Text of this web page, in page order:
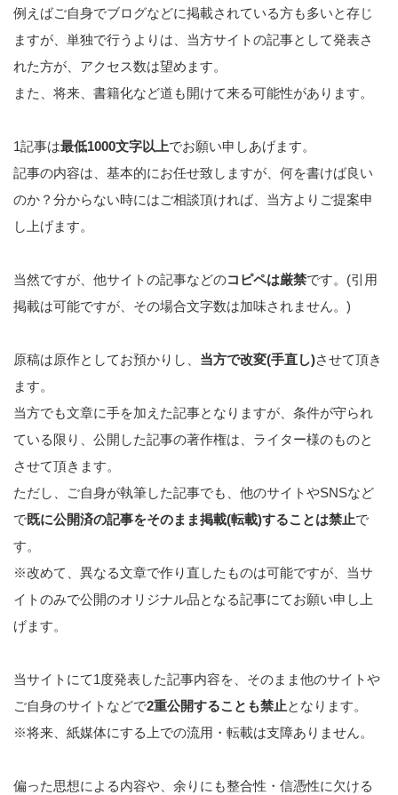
例えばご自身でブログなどに掲載されている方も多いと存じ
ますが、単独で行うよりは、当方サイトの記事として発表さ
れた方が、アクセス数は望めます。
また、将来、書籍化など道も開けて来る可能性があります。
1記事は最低1000文字以上でお願い申しあげます。
記事の内容は、基本的にお任せ致しますが、何を書けば良い
のか？分からない時にはご相談頂ければ、当方よりご提案申
し上げます。
当然ですが、他サイトの記事などのコピペは厳禁です。(引用
掲載は可能ですが、その場合文字数は加味されません。)
原稿は原作としてお預かりし、 当方で改変(手直し)させて頂き
ます。
当方でも文章に手を加えた記事となりますが、条件が守られ
ている限り、公開した記事の著作権は、ライター様のものと
させて頂きます。
ただし、ご自身が執筆した記事でも、他のサイトやSNSなど
で既に公開済の記事をそのまま掲載(転載)することは禁止で
す。
※改めて、異なる文章で作り直したものは可能ですが、当サ
イトのみで公開のオリジナル品となる記事にてお願い申し上
げます。
当サイトにて1度発表した記事内容を、そのまま他のサイトや
ご自身のサイトなどで2重公開することも禁止となります。
※将来、紙媒体にする上での流用・転載は支障ありません。
偏った思想による内容や、余りにも整合性・信憑性に欠ける